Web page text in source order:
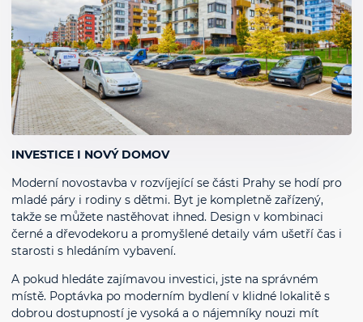
INVESTICE I NOVÝ DOMOV
Moderní novostavba v rozvíjející se části Prahy se hodí pro
mladé páry i rodiny s dětmi. Byt je kompletně zařízený,
takže se můžete nastěhovat ihned. Design v kombinaci
černé a dřevodekoru a promyšlené detaily vám ušetří čas i
starosti s hledáním vybavení.
A pokud hledáte zajímavou investici, jste na správném
místě. Poptávka po moderním bydlení v klidné lokalitě s
dobrou dostupností je vysoká a o nájemníky nouzi mít